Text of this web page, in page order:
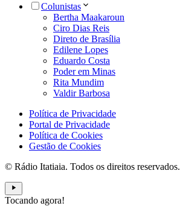
Colunistas
Bertha Maakaroun
Ciro Dias Reis
Direto de Brasília
Edilene Lopes
Eduardo Costa
Poder em Minas
Rita Mundim
Valdir Barbosa
Política de Privacidade
Portal de Privacidade
Política de Cookies
Gestão de Cookies
© Rádio Itatiaia. Todos os direitos reservados.
Tocando agora!